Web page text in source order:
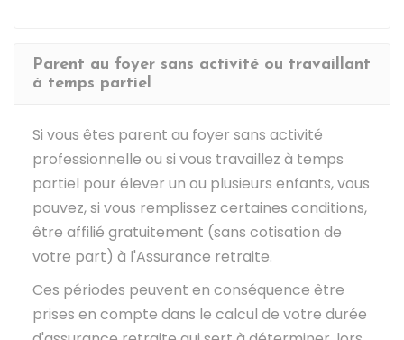
Parent au foyer sans activité ou travaillant
à temps partiel
Si vous êtes parent au foyer sans activité
professionnelle ou si vous travaillez à temps
partiel pour élever un ou plusieurs enfants, vous
pouvez, si vous remplissez certaines conditions,
être affilié gratuitement (sans cotisation de
votre part) à l'Assurance retraite.
Ces périodes peuvent en conséquence être
prises en compte dans le calcul de votre durée